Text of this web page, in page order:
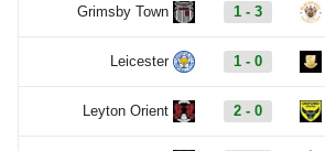
Grimsby Town 1 - 3
Leicester 1 - 0
Leyton Orient 2 - 0